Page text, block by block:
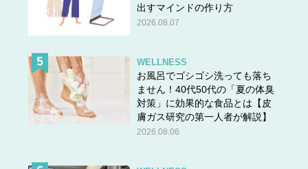
出すマインドの作り方
2026.08.07
WELLNESS
お風呂でゴシゴシ洗っても落ち
ません！40代50代の「夏の体臭
対策」に効果的な食品とは【皮
膚ガス研究の第一人者が解説】
2026.08.06